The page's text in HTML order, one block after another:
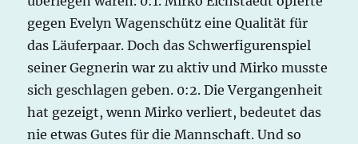
gegen Evelyn Wagenschütz eine Qualität für
das Läuferpaar. Doch das Schwerfigurenspiel
seiner Gegnerin war zu aktiv und Mirko musste
sich geschlagen geben. 0:2. Die Vergangenheit
hat gezeigt, wenn Mirko verliert, bedeutet das
nie etwas Gutes für die Mannschaft. Und so